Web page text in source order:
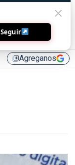
library_addAgreganos
Seguir